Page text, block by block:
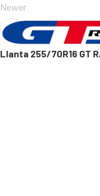
Newer
Llanta 255/70R16 GT